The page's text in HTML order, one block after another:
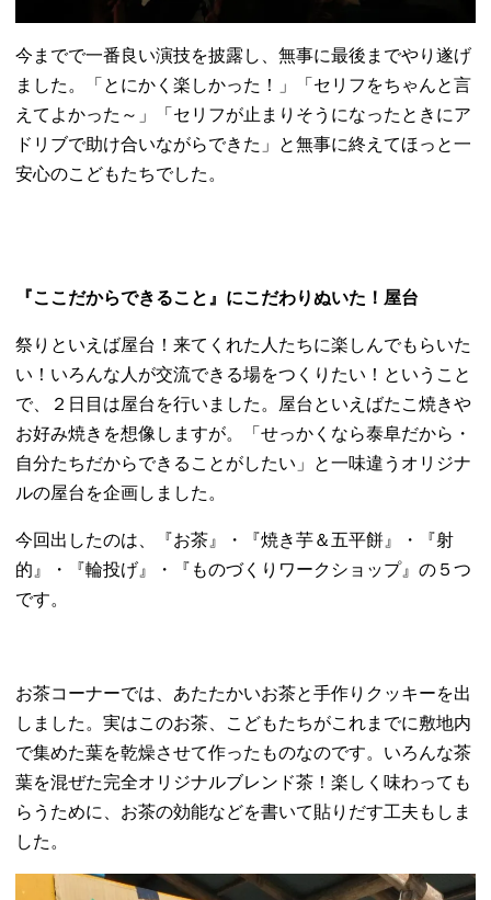
今までで一番良い演技を披露し、無事に最後までやり遂げ
ました。「とにかく楽しかった！」「セリフをちゃんと言
えてよかった～」「セリフが止まりそうになったときにア
ドリブで助け合いながらできた」と無事に終えてほっと一
安心のこどもたちでした。
『ここだからできること』にこだわりぬいた！屋台
祭りといえば屋台！来てくれた人たちに楽しんでもらいた
い！いろんな人が交流できる場をつくりたい！ということ
で、２日目は屋台を行いました。屋台といえばたこ焼きや
お好み焼きを想像しますが。「せっかくなら泰阜だから・
自分たちだからできることがしたい」と一味違うオリジナ
ルの屋台を企画しました。
今回出したのは、『お茶』・『焼き芋＆五平餅』・『射
的』・『輪投げ』・『ものづくりワークショップ』の５つ
です。
お茶コーナーでは、あたたかいお茶と手作りクッキーを出
しました。実はこのお茶、こどもたちがこれまでに敷地内
で集めた葉を乾燥させて作ったものなのです。いろんな茶
葉を混ぜた完全オリジナルブレンド茶！楽しく味わっても
らうために、お茶の効能などを書いて貼りだす工夫もしま
した。